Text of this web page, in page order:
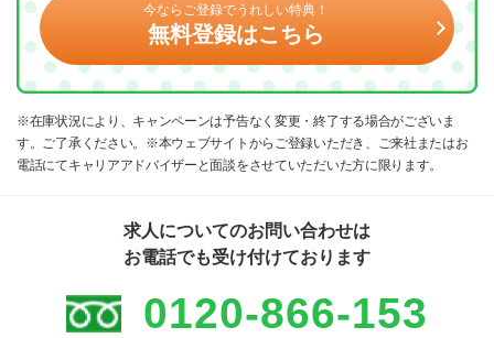
今ならご登録でうれしい特典！
無料登録はこちら
※在庫状況により、キャンペーンは予告なく変更・終了する場合がございま
す。ご了承ください。※本ウェブサイトからご登録いただき、ご来社またはお
電話にてキャリアアドバイザーと面談をさせていただいた方に限ります。
求人についてのお問い合わせは
お電話でも受け付けております
0120-866-153